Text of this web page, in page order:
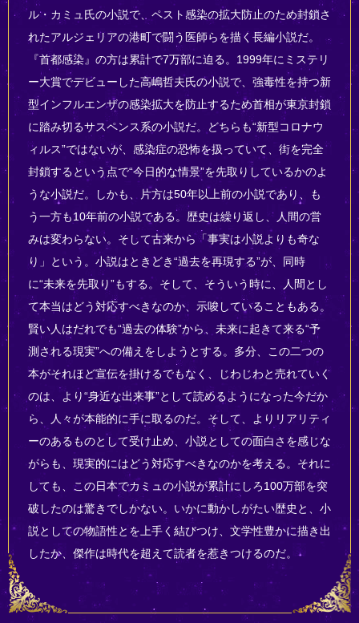
ル・カミュ氏の小説で、ペスト感染の拡大防止のため封鎖さ
れたアルジェリアの港町で闘う医師らを描く長編小説だ。
『首都感染』の方は累計で7万部に迫る。1999年にミステリ
ー大賞でデビューした高嶋哲夫氏の小説で、強毒性を持つ新
型インフルエンザの感染拡大を防止するため首相が東京封鎖
に踏み切るサスペンス系の小説だ。どちらも“新型コロナウ
ィルス”ではないが、感染症の恐怖を扱っていて、街を完全
封鎖するという点で“今日的な情景”を先取りしているかのよ
うな小説だ。しかも、片方は50年以上前の小説であり、も
う一方も10年前の小説である。歴史は繰り返し、人間の営
みは変わらない。そして古来から「事実は小説よりも奇な
り」という。小説はときどき“過去を再現する”が、同時
に“未来を先取り”もする。そして、そういう時に、人間とし
て本当はどう対応すべきなのか、示唆していることもある。
賢い人はだれでも“過去の体験”から、未来に起きて来る“予
測される現実”への備えをしようとする。多分、この二つの
本がそれほど宣伝を掛けるでもなく、じわじわと売れていく
のは、より“身近な出来事”として読めるようになった今だか
ら、人々が本能的に手に取るのだ。そして、よりリアリティ
ーのあるものとして受け止め、小説としての面白さを感じな
がらも、現実的にはどう対応すべきなのかを考える。それに
しても、この日本でカミュの小説が累計にしろ100万部を突
破したのは驚きでしかない。いかに動かしがたい歴史と、小
説としての物語性とを上手く結びつけ、文学性豊かに描き出
したか、傑作は時代を超えて読者を惹きつけるのだ。